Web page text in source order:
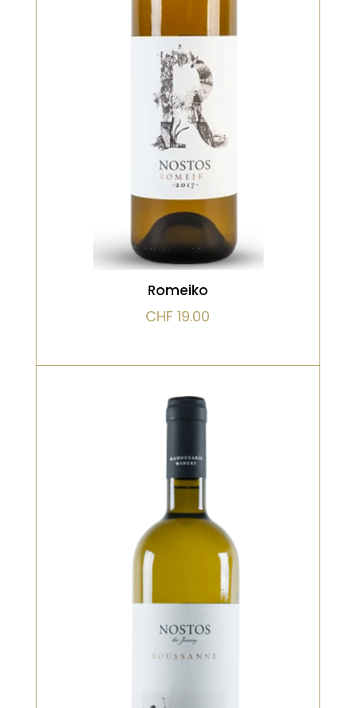
Blanc
Couleur vert citron brillant, modéré
à brillant [...]
VOIR LE PRODUIT
Romeiko
CHF 19.00
Couleur vert citron brillant, modéré
à foncé avec [...]